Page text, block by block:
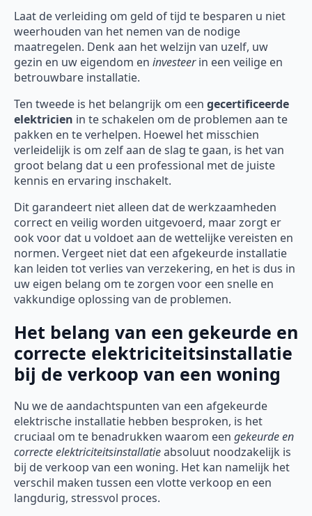
Laat de verleiding om geld of tijd te besparen u niet
weerhouden van het nemen van de nodige
maatregelen. Denk aan het welzijn van uzelf, uw
gezin en uw eigendom en investeerin een veilige en
betrouwbare installatie.
Ten tweede is het belangrijk om een gecertificeerde
elektricien in te schakelen om de problemen aan te
pakken en te verhelpen. Hoewel het misschien
verleidelijk is om zelf aan de slag te gaan, is het van
groot belang dat u een professional met de juiste
kennis en ervaring inschakelt.
Dit garandeert niet alleen dat de werkzaamheden
correct en veilig worden uitgevoerd, maar zorgt er
ook voor dat u voldoet aan de wettelijke vereisten en
normen. Vergeet niet dat een afgekeurde installatie
kan leiden tot verlies van verzekering, en het is dus in
uw eigen belang om te zorgen voor een snelle en
vakkundige oplossing van de problemen.
Het belang van een gekeurde en
correcte elektriciteitsinstallatie
bij de verkoop van een woning
Nu we de aandachtspunten van een afgekeurde
elektrische installatie hebben besproken, is het
cruciaal om te benadrukken waarom een gekeurde en
correcte elektriciteitsinstallatieabsoluut noodzakelijk is
bij de verkoop van een woning. Het kan namelijk het
verschil maken tussen een vlotte verkoop en een
langdurig, stressvol proces.